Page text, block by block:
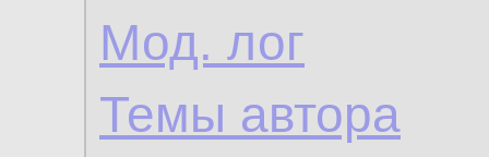
Мод. лог
Темы автора